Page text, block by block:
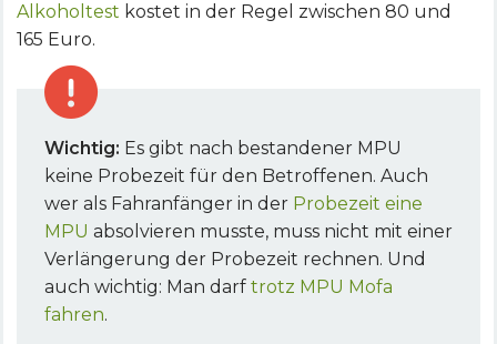
Alkoholtest kostet in der Regel zwischen 80 und
165 Euro.
Wichtig: Es gibt nach bestandener MPU
keine Probezeit für den Betroffenen. Auch
wer als Fahranfänger in der Probezeit eine
MPU absolvieren musste, muss nicht mit einer
Verlängerung der Probezeit rechnen. Und
auch wichtig: Man darf trotz MPU Mofa
fahren.